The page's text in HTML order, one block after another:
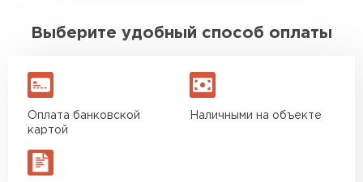
Выберите удобный способ оплаты
Оплата банковской
картой
Наличными на объекте